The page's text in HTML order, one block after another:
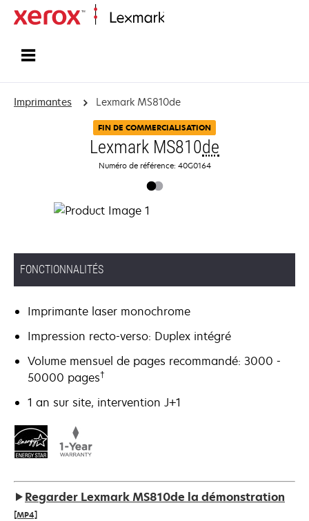
Imprimantes Lexmark MS810de
FIN DE COMMERCIALISATION
Lexmark MS810de
Numéro de référence: 40G0164
FONCTIONNALITÉS
Imprimante laser monochrome
Impression recto-verso: Duplex intégré
Volume mensuel de pages recommandé: 3000 -
50000 pages†
1 an sur site, intervention J+1
Regarder Lexmark MS810de la démonstration
[MP4]